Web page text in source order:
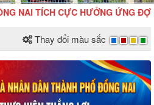
CỰC HƯỞNG ỨNG ĐỢT THI
Thay đổi màu sắc